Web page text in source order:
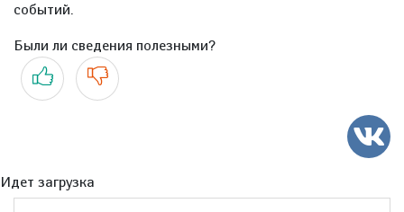
событий.
Были ли сведения полезными?
Да Нет
Идет загрузка